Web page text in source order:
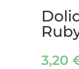
3,20